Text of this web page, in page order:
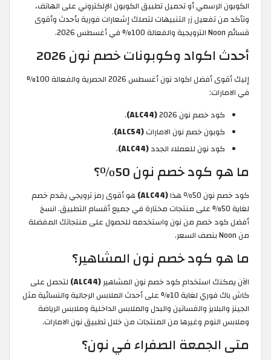
الكوبون الرسمي أو تحميل تطبيق الكوبون الإلكتروني على الهاتف،
وتأكد من تفعيل زر التنبيهات لتصلك إشعارات فورية بأحدث وأقوى
قسائم Noon الترويجية والفعالة 100% في أغسطس 2026.
أحدث اكواد وكوبونات خصم نون 2026
إليك أقوى أفضل اكواد نون أغسطس 2026 الحصرية والفعالة 100%
في الامارات:
كود خصم نون 2026
(ALC44)
.
كوبون خصم نون الامارات(ALC54)
.
كود نون للعملاء الجدد(ALC44)
.
ما هو كود خصم نون 50٪؟
كود خصم نون 50٪ هذا (ALC44)
هو أقوى رمز ترويجي يقدم خصم
لغاية 50% على منتجات مختارة في جميع أقسام التطبيق. انسخ
أفضل كود خصم من نون واستخدمه للحصول على منتجاتك المفضلة
من Noon بنصف السعر.
ما هو كود خصم نون المشاهير؟
الآن يمكنك استخدام كود خصم نون المشاهير(ALC44)
لتحصل على
كاش باك فوري لغاية 10% على أحدث الملابس الرجالية والنسائية مثل
الجينز والبلايز والفساتين والبدل والملابس الداخلية وملابس الرياضة
وملابس النوم وغيرها من المنتجات من خلال تطبيق نون الامارات.
متى الجمعة الصفراء في نون؟